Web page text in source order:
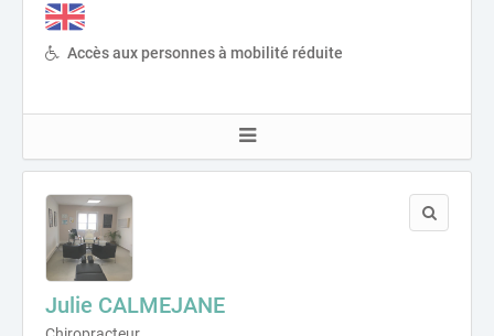
Accès aux personnes à mobilité réduite
Julie CALMEJANE